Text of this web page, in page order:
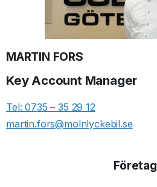
MARTIN FORS
Key Account Manager
Tel: 0735 – 35 29 12
martin.fors@molnlyckebil.se
Företag